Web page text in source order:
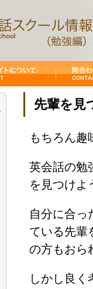
先輩を見
もちろん趣
英会話の勉
を見つけよ
自分に合っ
ている先輩
の方もおら
しかし良く